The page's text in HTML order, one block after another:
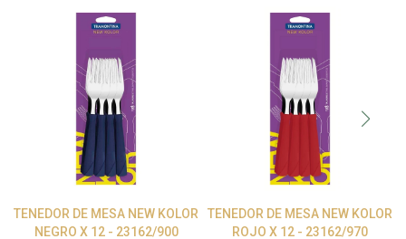
TENEDOR DE MESA NEW KOLOR
NEGRO X 12 - 23162/900
TENEDOR DE MESA NEW KOLOR
ROJO X 12 - 23162/970